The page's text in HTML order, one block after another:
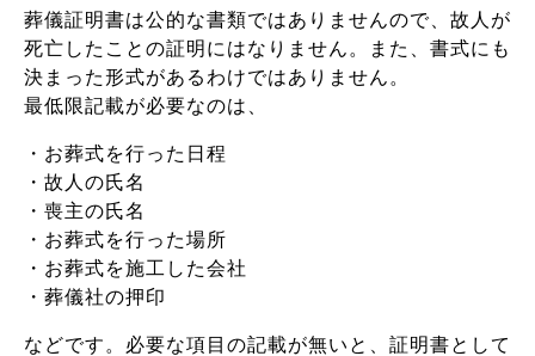
葬儀証明書は公的な書類ではありませんので、故人が
死亡したことの証明にはなりません。また、書式にも
決まった形式があるわけではありません。
最低限記載が必要なのは、
・お葬式を行った日程
・故人の氏名
・喪主の氏名
・お葬式を行った場所
・お葬式を施工した会社
・葬儀社の押印
などです。必要な項目の記載が無いと、証明書として